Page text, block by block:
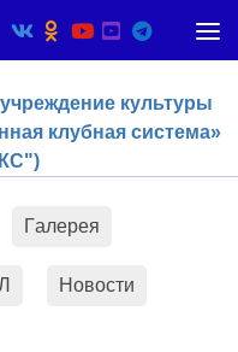
культуры
клубная система»
Гaлерея
Новости